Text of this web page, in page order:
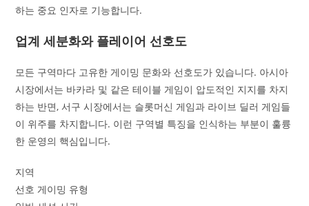
하는 중요 인자로 기능합니다.
업계 세분화와 플레이어 선호도
모든 구역마다 고유한 게이밍 문화와 선호도가 있습니다. 아시아
시장에서는 바카라 및 같은 테이블 게임이 압도적인 지지를 차지
하는 반면, 서구 시장에서는 슬롯머신 게임과 라이브 딜러 게임들
이 위주를 차지합니다. 이런 구역별 특징을 인식하는 부분이 훌륭
한 운영의 핵심입니다.
지역
선호 게이밍 유형